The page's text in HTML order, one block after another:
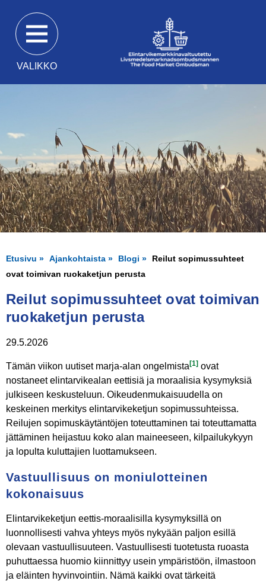
suoraan
sisältöön
VALIKKO
Etusivu Ajankohtaista Blogi
Reilut sopimussuhteet
ovat toimivan ruokaketjun perusta
Reilut sopimussuhteet ovat toimivan
ruokaketjun perusta
29.5.2026
Tämän viikon uutiset marja-alan ongelmista [1] ovat
nostaneet elintarvikealan eettisiä ja moraalisia kysymyksiä
julkiseen keskusteluun. Oikeudenmukaisuudella on
keskeinen merkitys elintarvikeketjun sopimussuhteissa.
Reilujen sopimuskäytäntöjen toteuttaminen tai toteuttamatta
jättäminen heijastuu koko alan maineeseen, kilpailukykyyn
ja lopulta kuluttajien luottamukseen.
Vastuullisuus on moniulotteinen
kokonaisuus
Elintarvikeketjun eettis-moraalisilla kysymyksillä on
luonnollisesti vahva yhteys myös nykyään paljon esillä
olevaan vastuullisuuteen. Vastuullisesti tuotetusta ruoasta
puhuttaessa huomio kiinnittyy usein ympäristöön, ilmastoon
ja eläinten hyvinvointiin. Nämä kaikki ovat tärkeitä